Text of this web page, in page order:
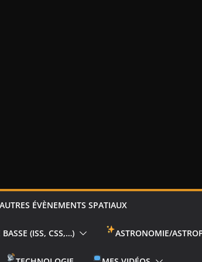
ÉVÈNEMENTS SPATIAUX
(ISS, CSS,…) ASTRONOMIE/